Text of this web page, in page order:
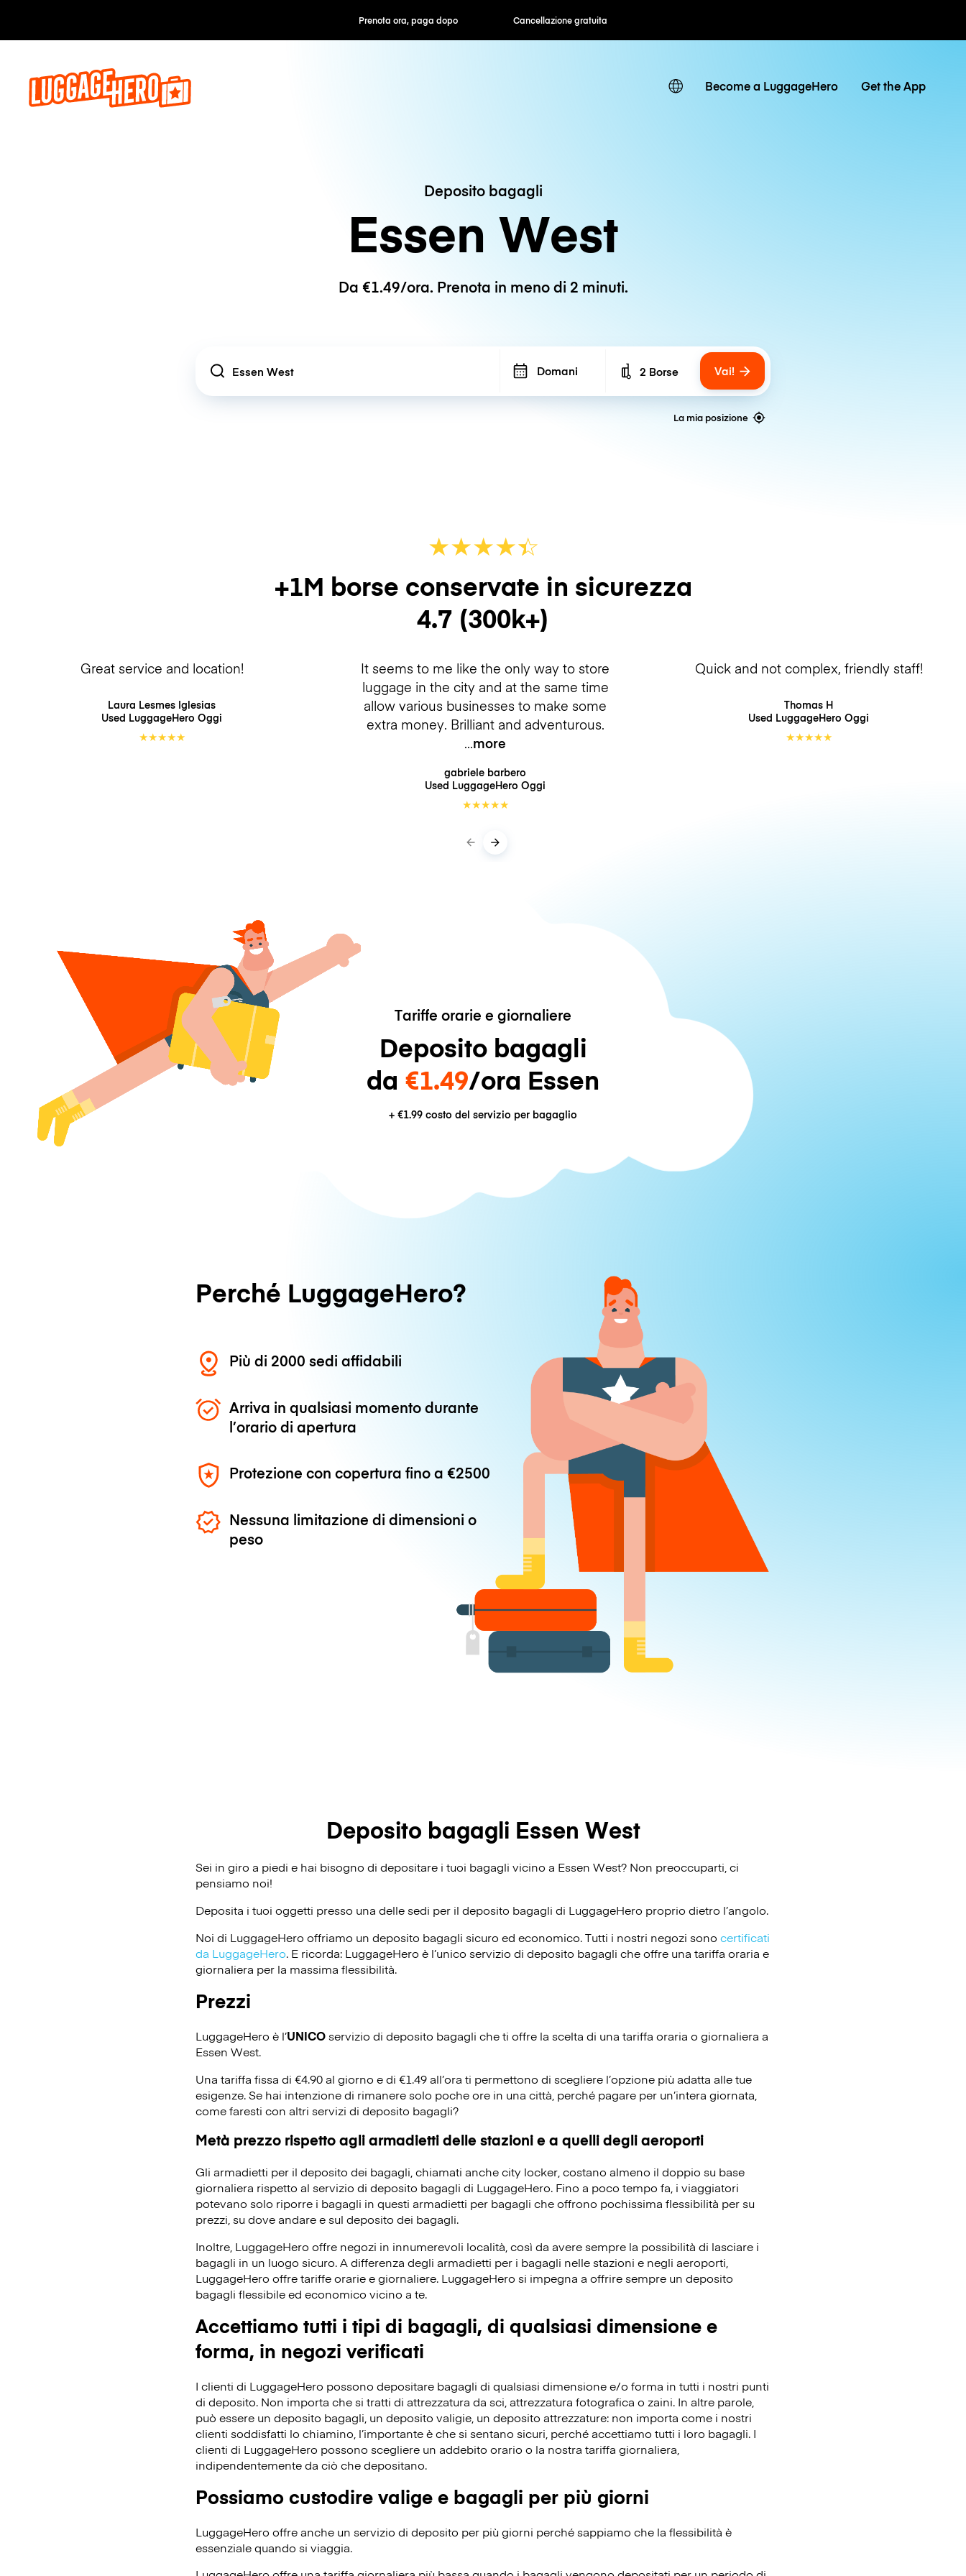
Prenota ora, paga dopo Cancellazione gratuita Tariffe orarie / giornaliere
Become a LuggageHero Get the App
Deposito bagagli
Essen West
Da €1.49/ora. Prenota in meno di 2 minuti.
Location Domani Number of bags
2 Borse Vai!
La mia posizione
★★★★☆
★
+1M borse conservate in sicurezza
4.7 (300k+)
Great service and location!
Laura Lesmes Iglesias
Used LuggageHero Oggi
★★★★★
It seems to me like the only way to store
luggage in the city and at the same time
allow various businesses to make some
extra money. Brilliant and adventurous.
more
gabriele barbero
Used LuggageHero Oggi
★★★★★
Quick and not complex, friendly staff!
Thomas H
Used LuggageHero Oggi
★★★★★
Tariffe orarie e giornaliere
Deposito bagagli
da €1.49/ora Essen
+ €1.99 costo del servizio per bagaglio
Perché LuggageHero?
Più di 2000 sedi affidabili
Arriva in qualsiasi momento durante
l’orario di apertura
Protezione con copertura fino a €2500
Nessuna limitazione di dimensioni o
peso
Deposito bagagli Essen West
Sei in giro a piedi e hai bisogno di depositare i tuoi bagagli vicino a Essen West? Non preoccuparti, ci
pensiamo noi!
Deposita i tuoi oggetti presso una delle sedi per il deposito bagagli di LuggageHero proprio dietro l’angolo.
Noi di LuggageHero offriamo un deposito bagagli sicuro ed economico. Tutti i nostri negozi sono certificati
da LuggageHero. E ricorda: LuggageHero è l’unico servizio di deposito bagagli che offre una tariffa oraria e
giornaliera per la massima flessibilità.
Prezzi
LuggageHero è l’UNICOservizio di deposito bagagli che ti offre la scelta di una tariffa oraria o giornaliera a
Essen West.
Una tariffa fissa di €4.90 al giorno e di €1.49 all’ora ti permettono di scegliere l’opzione più adatta alle tue
esigenze. Se hai intenzione di rimanere solo poche ore in una città, perché pagare per un’intera giornata,
come faresti con altri servizi di deposito bagagli?
Metà prezzo rispetto agli armadietti delle stazioni e a quelli degli aeroporti
Gli armadietti per il deposito dei bagagli, chiamati anche city locker, costano almeno il doppio su base
giornaliera rispetto al servizio di deposito bagagli di LuggageHero. Fino a poco tempo fa, i viaggiatori
potevano solo riporre i bagagli in questi armadietti per bagagli che offrono pochissima flessibilità per su
prezzi, su dove andare e sul deposito dei bagagli.
Inoltre, LuggageHero offre negozi in innumerevoli località, così da avere sempre la possibilità di lasciare i
bagagli in un luogo sicuro. A differenza degli armadietti per i bagagli nelle stazioni e negli aeroporti,
LuggageHero offre tariffe orarie e giornaliere. LuggageHero si impegna a offrire sempre un deposito
bagagli flessibile ed economico vicino a te.
Accettiamo tutti i tipi di bagagli, di qualsiasi dimensione e
forma, in negozi verificati
I clienti di LuggageHero possono depositare bagagli di qualsiasi dimensione e/o forma in tutti i nostri punti
di deposito. Non importa che si tratti di attrezzatura da sci, attrezzatura fotografica o zaini. In altre parole,
può essere un deposito bagagli, un deposito valigie, un deposito attrezzature: non importa come i nostri
clienti soddisfatti lo chiamino, l’importante è che si sentano sicuri, perché accettiamo tutti i loro bagagli. I
clienti di LuggageHero possono scegliere un addebito orario o la nostra tariffa giornaliera,
indipendentemente da ciò che depositano.
Possiamo custodire valige e bagagli per più giorni
LuggageHero offre anche un servizio di deposito per più giorni perché sappiamo che la flessibilità è
essenziale quando si viaggia.